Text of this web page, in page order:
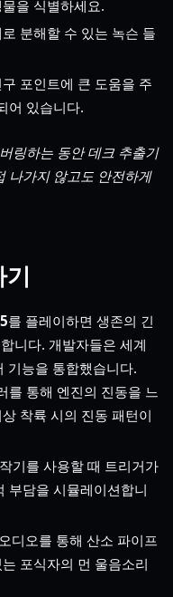
을 식별하세요.
분해할 수 있는 녹슨 들
포인트에 큰 도움을 주
어 있습니다.
링하는 동안 데크 추출기
나가지 않고도 안전하게
를 플레이하면 생존의 긴
니다. 개발자들은 세계
기능을 통합했습니다.
를 통해 엔진의 진동을 느
착륙 시의 진동 패턴이
기를 사용할 때 트리거가
부담을 시뮬레이션합니
디오를 통해 산소 파이프
포식자의 먼 울음소리